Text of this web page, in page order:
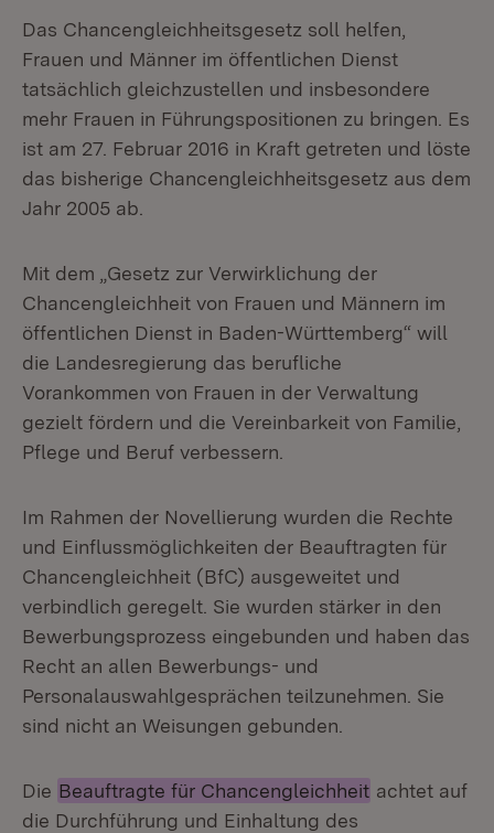
Das Chancengleichheitsgesetz soll helfen,
Frauen und Männer im öffentlichen Dienst
tatsächlich gleichzustellen und insbesondere
mehr Frauen in Führungspositionen zu bringen. Es
ist am 27. Februar 2016 in Kraft getreten und löste
das bisherige Chancengleichheitsgesetz aus dem
Jahr 2005 ab.
Mit dem „Gesetz zur Verwirklichung der
Chancengleichheit von Frauen und Männern im
öffentlichen Dienst in Baden-Württemberg“ will
die Landesregierung das berufliche
Vorankommen von Frauen in der Verwaltung
gezielt fördern und die Vereinbarkeit von Familie,
Pflege und Beruf verbessern.
Im Rahmen der Novellierung wurden die Rechte
und Einflussmöglichkeiten der Beauftragten für
Chancengleichheit (BfC) ausgeweitet und
verbindlich geregelt. Sie wurden stärker in den
Bewerbungsprozess eingebunden und haben das
Recht an allen Bewerbungs- und
Personalauswahlgesprächen teilzunehmen. Sie
sind nicht an Weisungen gebunden.
Die Beauftragte für Chancengleichheit achtet auf
die Durchführung und Einhaltung des